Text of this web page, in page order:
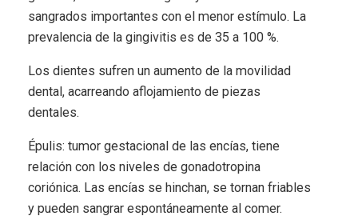
sangrados importantes con el menor estímulo. La
prevalencia de la gingivitis es de 35 a 100 %.
Los dientes sufren un aumento de la movilidad
dental, acarreando aflojamiento de piezas
dentales.
Épulis: tumor gestacional de las encías, tiene
relación con los niveles de gonadotropina
coriónica. Las encías se hinchan, se tornan friables
y pueden sangrar espontáneamente al comer.